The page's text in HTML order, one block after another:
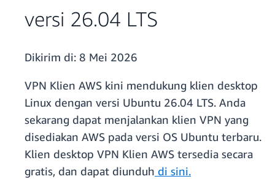
versi 26.04 LTS
Dikirim di: 8 Mei 2026
VPN Klien AWS kini mendukung klien desktop
Linux dengan versi Ubuntu 26.04 LTS. Anda
sekarang dapat menjalankan klien VPN yang
disediakan AWS pada versi OS Ubuntu terbaru.
Klien desktop VPN Klien AWS tersedia secara
gratis, dan dapat diunduh di sini.